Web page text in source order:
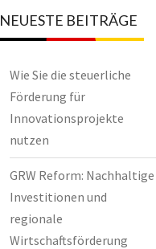
NEUESTE BEITRÄGE
Wie Sie die steuerliche
Förderung für
Innovationsprojekte
nutzen
GRW Reform: Nachhaltige
Investitionen und
regionale
Wirtschaftsförderung